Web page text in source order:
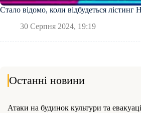
Стало відомо, коли відбудеться лістинг
30 Серпня 2024, 19:19
Останні новини
Атаки на будинок культури та